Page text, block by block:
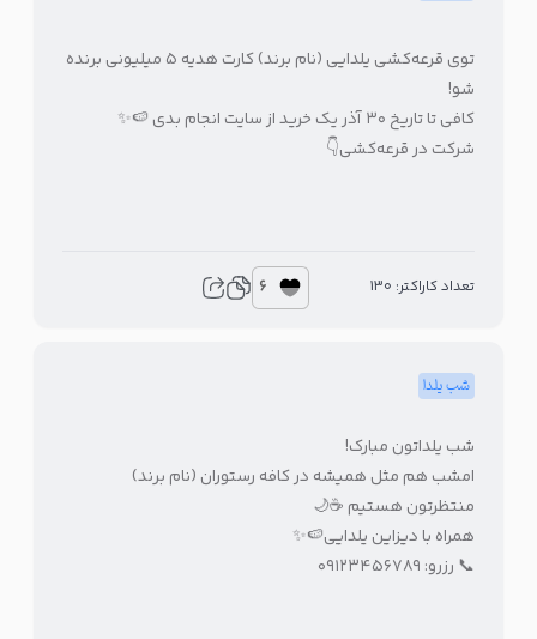
توی قرعه‌کشی یلدایی (نام برند) کارت هدیه ۵ میلیونی برنده
شو!
کافی تا تاریخ ۳۰ آذر یک خرید از سایت انجام بدی 🍉✨
شرکت در قرعه‌کشی👇
تعداد کاراکتر: 130 6
شب یلدا
شب یلداتون مبارک!
امشب هم مثل همیشه در کافه رستوران (نام برند)
منتظرتون هستیم ☕🌙
همراه با دیزاین یلدایی🍉✨
📞 رزرو: ۰۹۱۲۳۴۵۶۷۸۹